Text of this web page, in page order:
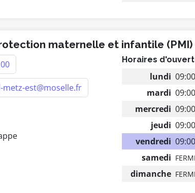
maternelle et infantile (PMI)
metz-est@moselle.fr
Horaires
lundi
mardi
mercredi
jeudi
vendredi
samedi
dimanche